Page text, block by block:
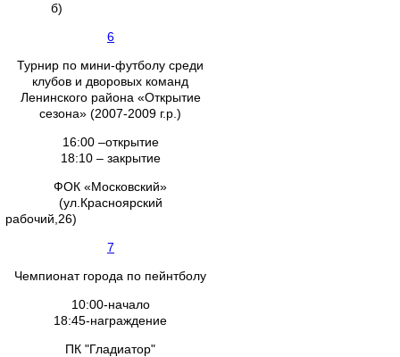
б)
6
Турнир по мини-футболу среди
клубов и дворовых команд
Ленинского района «Открытие
сезона» (2007-2009 г.р.)
16:00 –открытие
18:10 – закрытие
ФОК «Московский»
(ул.Красноярский
рабочий,26)
7
Чемпионат города по пейнтболу
10:00-начало
18:45-награждение
ПК "Гладиатор"